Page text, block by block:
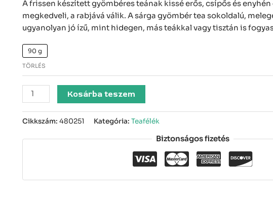
A frissen készített gyömbéres teának kissé erős, csípős és
megkedveli, a rabjává válik. A sárga gyömbér tea sokoldalú,
ugyanolyan jó ízű, mint hidegen, más teákkal vagy tisztán is
90 g
TÖRLÉS
mennyiség
Kosárba teszem
Cikkszám: 480251 Kategória: Teafélék
Biztonságos fizetés